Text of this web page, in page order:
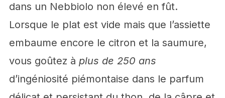
dans un Nebbiolo non élevé en fût.
Lorsque le plat est vide mais que l’assiette
embaume encore le citron et la saumure,
vous goûtez à plus de 250 ans
d’ingéniosité piémontaise dans le parfum